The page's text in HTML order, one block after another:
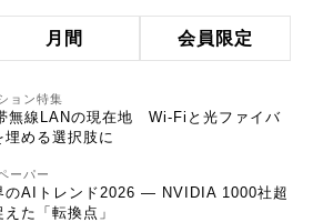
月間 会員限定
ョン特集
無線LANの現在地 Wi-Fiと光ファイバ
埋める選択肢に
ーパー
のAIトレンド2026 ― NVIDIA 1000社超
た「転換点」